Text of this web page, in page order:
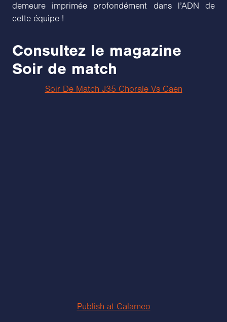
demeure imprimée profondément dans l’ADN de
cette équipe !
Consultez le magazine
Soir de match
Soir De Match J35 Chorale Vs Caen
Publish at Calameo